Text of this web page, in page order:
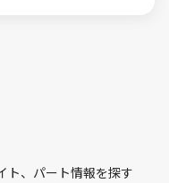
ト、パート情報を探す